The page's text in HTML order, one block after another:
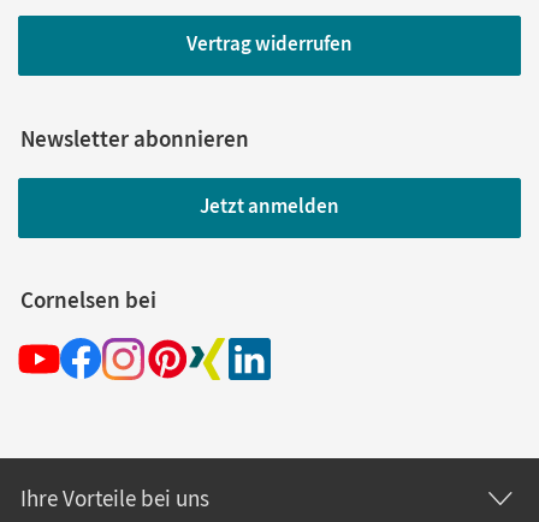
Vertrag widerrufen
Newsletter abonnieren
Jetzt anmelden
Cornelsen bei
Ihre Vorteile bei uns